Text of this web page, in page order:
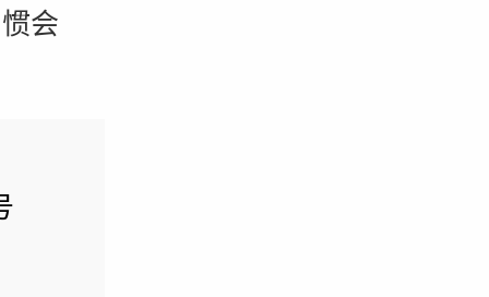
会